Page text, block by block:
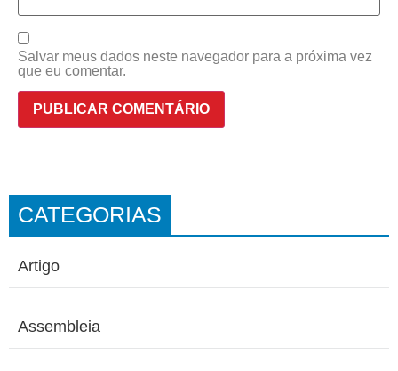
Salvar meus dados neste navegador para a próxima vez
que eu comentar.
CATEGORIAS
Artigo
Assembleia